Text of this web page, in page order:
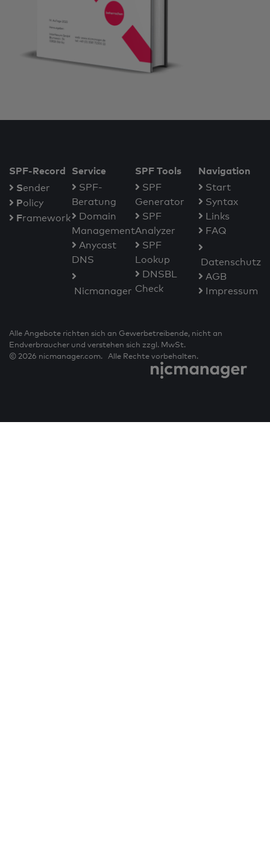
SPF-Record
Sender
Policy
Framework
Service
SPF-
Beratung
Domain
Management
Anycast
DNS
Nicmanager
SPF Tools
SPF
Generator
SPF
Analyzer
SPF
Lookup
DNSBL
Check
Navigation
Start
Syntax
Links
FAQ
Datenschutz
AGB
Impressum
Alle Angebote richten sich an Gewerbetreibende, nicht an
Endverbraucher und verstehen sich zzgl. MwSt.
© 2026 nicmanager.com. Alle Rechte vorbehalten.